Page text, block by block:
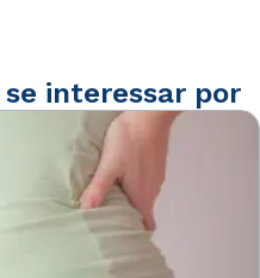
interessar por